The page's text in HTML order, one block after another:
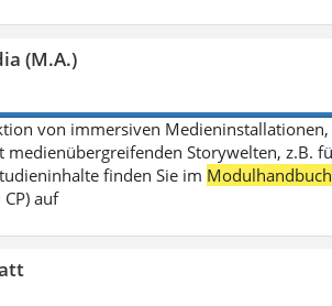
(M.A.)
von immersiven
Storywelten, z.B.
finden Sie im Modulhandbuch
auf